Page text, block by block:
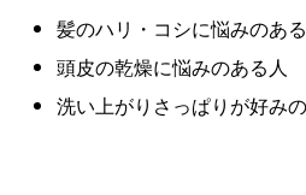
髪のハリ・コシに悩みのあ
頭皮の乾燥に悩みのある人
洗い上がりさっぱりが好み